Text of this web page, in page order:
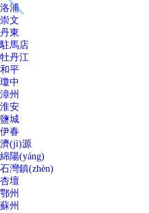
洛浦
崇文
丹東
駐馬店
牡丹江
和平
瓊中
漳州
淮安
鹽城
伊春
濟(jì)源
綿陽(yáng)
石灣鎮(zhèn)
杏壇
鄂州
蘇州